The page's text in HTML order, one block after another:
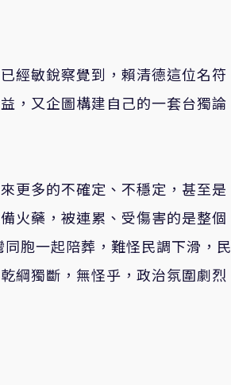
經敏銳察覺到，賴清德這位名符
，又企圖構建自己的一套台獨論
更多的不確定、不穩定，甚至是
火藥，被連累、受傷害的是整個
胞一起陪葬，難怪民調下滑，民
綱獨斷，無怪乎，政治氛圍劇烈